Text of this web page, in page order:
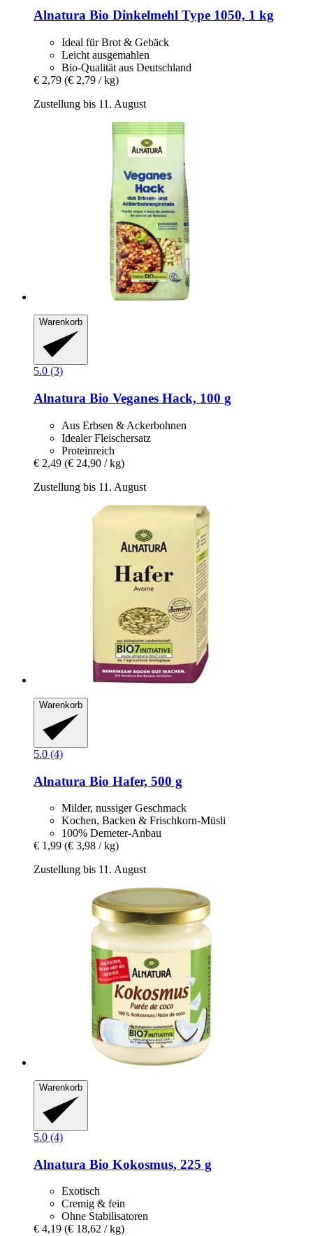
Alnatura Bio Dinkelmehl Type 1050, 1 kg
Ideal für Brot & Gebäck
Leicht ausgemahlen
Bio-Qualität aus Deutschland
€ 2,79 (€ 2,79 / kg)
Zustellung bis 11. August
Warenkorb
5.0 (3)
Alnatura Bio Veganes Hack, 100 g
Aus Erbsen & Ackerbohnen
Idealer Fleischersatz
Proteinreich
€ 2,49 (€ 24,90 / kg)
Zustellung bis 11. August
Warenkorb
5.0 (4)
Alnatura Bio Hafer, 500 g
Milder, nussiger Geschmack
Kochen, Backen & Frischkorn-Müsli
100% Demeter-Anbau
€ 1,99 (€ 3,98 / kg)
Zustellung bis 11. August
Warenkorb
5.0 (4)
Alnatura Bio Kokosmus, 225 g
Exotisch
Cremig & fein
Ohne Stabilisatoren
€ 4,19 (€ 18,62 / kg)